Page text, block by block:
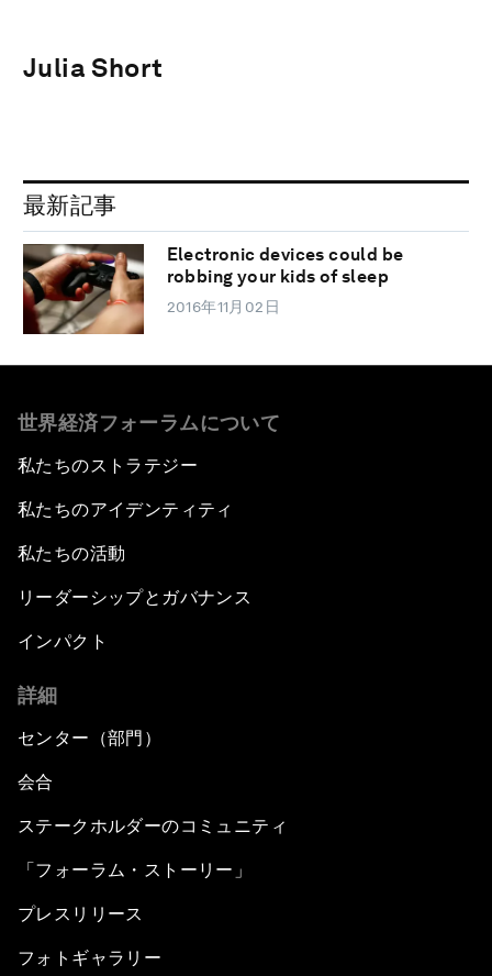
Julia Short
最新記事
Electronic devices could be
robbing your kids of sleep
2016年11月02日
世界経済フォーラムについて
私たちのストラテジー
私たちのアイデンティティ
私たちの活動
リーダーシップとガバナンス
インパクト
詳細
センター（部門）
会合
ステークホルダーのコミュニティ
「フォーラム・ストーリー」
プレスリリース
フォトギャラリー